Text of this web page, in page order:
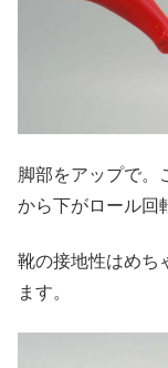
脚部をアップで。
から下がロール回
靴の接地性はめち
ます。